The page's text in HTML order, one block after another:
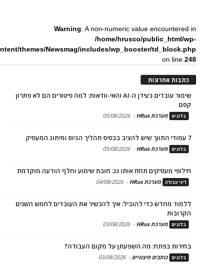
Warning: A non-numeric value encountered in
/home/hrusco/public_html/wp-
themes/Newsmag/includes/wp_booster/td_block.php
on line248
כתבות אחרונות
שימור עובדים בעידן ה-AI והאי-וודאות: למה פיטורים הם לא פתרון
קסם
בלוגים מערכת HRus -
05/08/2026
7 עמודי התווך שיש להציב בבסיס תהליך הגיוס ומיתוג המעסיק
בלוגים מערכת HRus -
05/08/2026
חילופי מעסיקים תחת אותו גג: חובת שימוע וחלף הודעה מוקדמת
דיני עבודה מערכת HRus -
04/08/2026
ללמוד מחדש כדי להוביל: איך להכשיר את העובדים לחמש השנים
הקרובות
בלוגים מערכת HRus -
03/08/2026
בחירות בפתח: מה השפעתן על מקום העבודה?
בלוגים כותבים חיצוניים -
03/08/2026